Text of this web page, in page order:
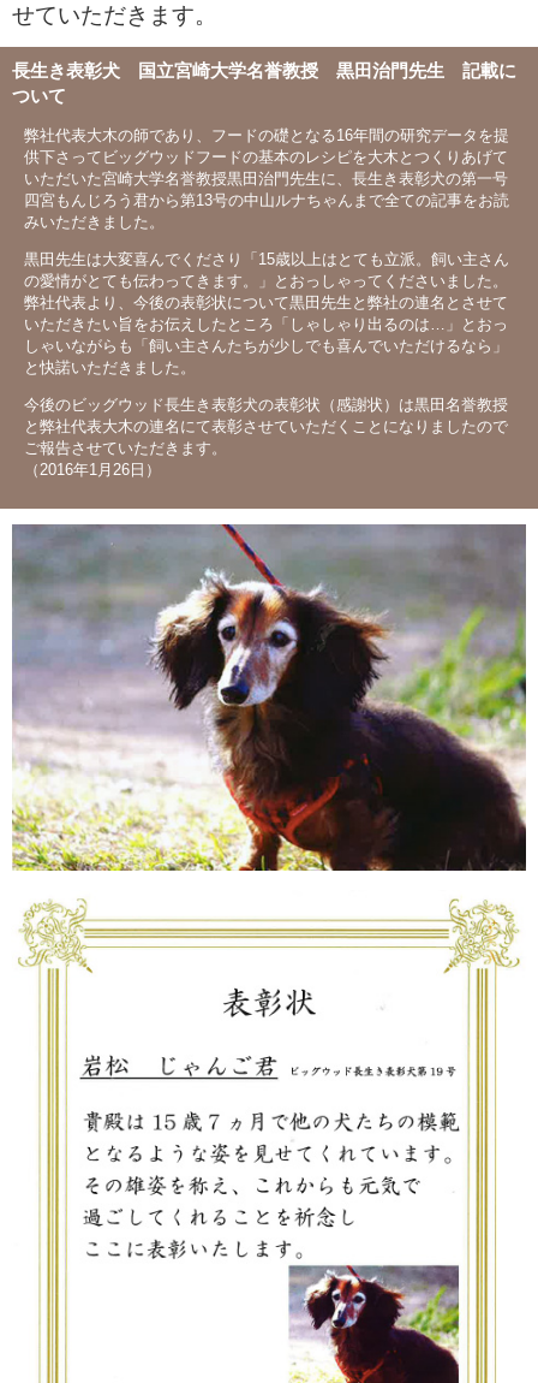
せていただきます。
長生き表彰犬 国立宮崎大学名誉教授 黒田治門先生 記載に
ついて
弊社代表大木の師であり、フードの礎となる16年間の研究データを提
供下さってビッグウッドフードの基本のレシピを大木とつくりあげて
いただいた宮崎大学名誉教授黒田治門先生に、長生き表彰犬の第一号
四宮もんじろう君から第13号の中山ルナちゃんまで全ての記事をお読
みいただきました。
黒田先生は大変喜んでくださり「15歳以上はとても立派。飼い主さん
の愛情がとても伝わってきます。」とおっしゃってくださいました。
弊社代表より、今後の表彰状について黒田先生と弊社の連名とさせて
いただきたい旨をお伝えしたところ「しゃしゃり出るのは…」とおっ
しゃいながらも「飼い主さんたちが少しでも喜んでいただけるなら」
と快諾いただきました。
今後のビッグウッド長生き表彰犬の表彰状（感謝状）は黒田名誉教授
と弊社代表大木の連名にて表彰させていただくことになりましたので
ご報告させていただきます。
（2016年1月26日）